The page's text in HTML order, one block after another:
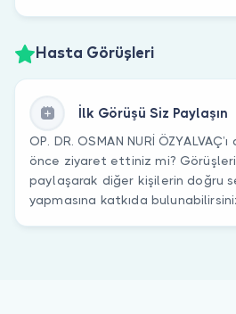
Hasta Görüşleri
İlk Görüşü Siz Paylaşın
OP. DR. OSMAN NURİ ÖZYALVAÇ’ı
önce ziyaret ettiniz mi?
paylaşarak diğer kişilerin doğru
yapmasına katkıda